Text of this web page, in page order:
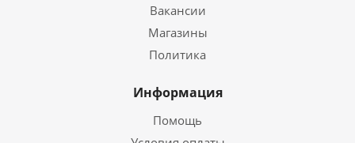
Вакансии
Магазины
Политика
Информация
Помощь